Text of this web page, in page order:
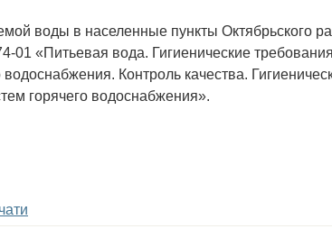
воды в населенные пункты Октябрьского
01 «Питьевая вода. Гигиенические
водоснабжения. Контроль качества.
горячего водоснабжения».